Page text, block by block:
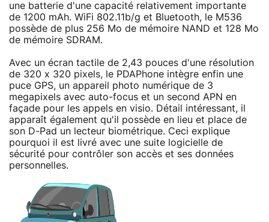
une batterie d'une capacité relativement importante
de 1200 mAh. WiFi 802.11b/g et Bluetooth, le M536
possède de plus 256 Mo de mémoire NAND et 128 Mo
de mémoire SDRAM.
Avec un écran tactile de 2,43 pouces d'une résolution
de 320 x 320 pixels, le PDAPhone intègre enfin une
puce GPS, un appareil photo numérique de 3
megapixels avec auto-focus et un second APN en
façade pour les appels en visio. Détail intéressant, il
apparaît également qu'il possède en lieu et place de
son D-Pad un lecteur biométrique. Ceci explique
pourquoi il est livré avec une suite logicielle de
sécurité pour contrôler son accès et ses données
personnelles.